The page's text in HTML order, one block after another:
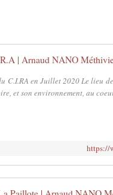
| Arnaud NANO
C.I.RA en Juillet 2020 Le lieu
et son environnement, au
https://